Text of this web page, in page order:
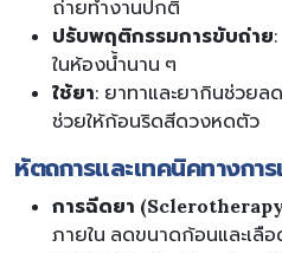
ถ่ายทำงานปกติ
ปรับพฤติกรรมการขับถ่าย
ในห้องน้ำนาน ๆ
ใช้ยา: ยาทาและยากินช่วยล
ช่วยให้ก้อนริดสีดวงหดตัว
หัตถการและเทคนิคทางกา
การฉีดยา
ภายใน ลดขนาดก้อนและเลื